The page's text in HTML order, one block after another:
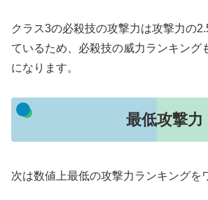
クラス3の必殺技の攻撃力は攻撃力の
ているため、必殺技の威力ランキング
になります。
最低攻撃力
次は数値上最低の攻撃力ランキングを